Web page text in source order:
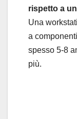
rispetto a
Una
a
spesso 5-8
più.